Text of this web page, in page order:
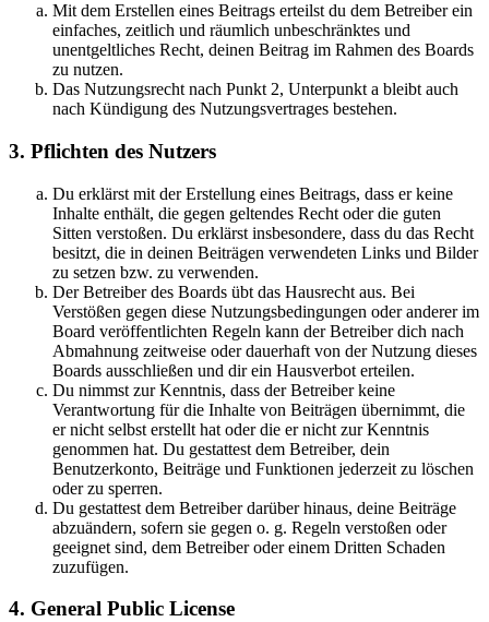
Mit dem Erstellen eines Beitrags erteilst du dem Betreiber ein
einfaches, zeitlich und räumlich unbeschränktes und
unentgeltliches Recht, deinen Beitrag im Rahmen des Boards
zu nutzen.
Das Nutzungsrecht nach Punkt 2, Unterpunkt a bleibt auch
nach Kündigung des Nutzungsvertrages bestehen.
3. Pflichten des Nutzers
Du erklärst mit der Erstellung eines Beitrags, dass er keine
Inhalte enthält, die gegen geltendes Recht oder die guten
Sitten verstoßen. Du erklärst insbesondere, dass du das Recht
besitzt, die in deinen Beiträgen verwendeten Links und Bilder
zu setzen bzw. zu verwenden.
Der Betreiber des Boards übt das Hausrecht aus. Bei
Verstößen gegen diese Nutzungsbedingungen oder anderer im
Board veröffentlichten Regeln kann der Betreiber dich nach
Abmahnung zeitweise oder dauerhaft von der Nutzung dieses
Boards ausschließen und dir ein Hausverbot erteilen.
Du nimmst zur Kenntnis, dass der Betreiber keine
Verantwortung für die Inhalte von Beiträgen übernimmt, die
er nicht selbst erstellt hat oder die er nicht zur Kenntnis
genommen hat. Du gestattest dem Betreiber, dein
Benutzerkonto, Beiträge und Funktionen jederzeit zu löschen
oder zu sperren.
Du gestattest dem Betreiber darüber hinaus, deine Beiträge
abzuändern, sofern sie gegen o. g. Regeln verstoßen oder
geeignet sind, dem Betreiber oder einem Dritten Schaden
zuzufügen.
4. General Public License